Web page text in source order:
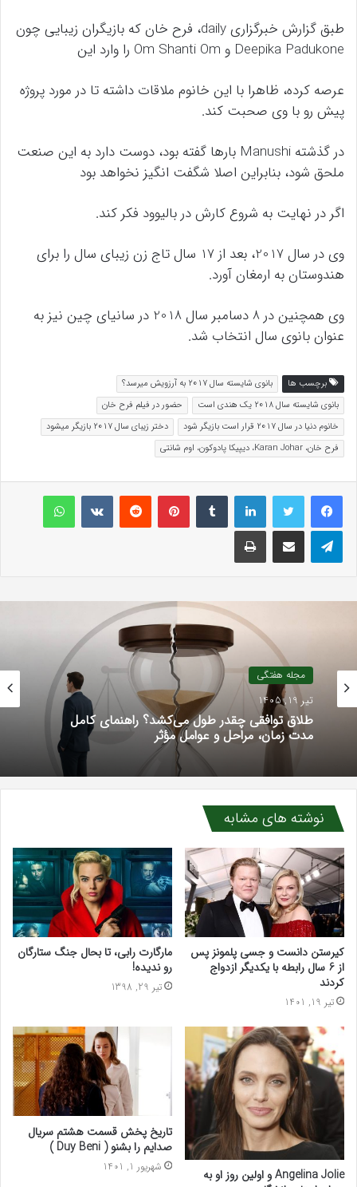
طبق گزارش خبرگزاری daily، فرح خان که بازیگران زیبایی چون
Deepika Padukone و Om Shanti Om را وارد این
عرصه کرده، ظاهرا با این خانوم ملاقات داشته تا در مورد پروژه
پیش رو با وی صحبت کند.
در گذشته Manushi بارها گفته بود، دوست دارد به این صنعت
ملحق شود، بنابراین اصلا شگفت انگیز نخواهد بود
اگر در نهایت به شروع کارش در بالیوود فکر کند.
وی در سال 2017، بعد از 17 سال تاج زن زیبای سال را برای
هندوستان به ارمغان آورد.
وی همچنین در 8 دسامبر سال 2018 در سانیای چین نیز به
عنوان بانوی سال انتخاب شد.
برچسب ها
بانوی شایسته سال 2017 به آرزویش میرسد؟
بانوی شایسته سال 2018 یک هندی است
حضور در فیلم فرح خان
خانوم دنیا در سال 2017 قرار است بازیگر شود
دختر زیبای سال 2017 بازیگر میشود
فرح خان، Karan Johar، دیپیکا پادوکون، اوم شانتی
لینکداینتامبلر پینتریستReddit
VKontakteواتس آپ
تلگرام اشتراک گذاری با ایمیل چاپ
مجله هفتگی
تیر 19, 1405
طلاق توافقی چقدر طول می‌کشد؟ راهنمای کامل
مدت زمان، مراحل و عوامل مؤثر
نوشته های مشابه
کیرستن دانست و جسی پلمونز پس
از 6 سال رابطه با یکدیگر ازدواج
کردند
تیر 19, 1401
مارگارت رابی، تا بحال جنگ ستارگان
رو ندیده!
تیر 29, 1398
Angelina Jolie و اولین روز او به
تاریخ پخش قسمت هشتم سریال
صدایم را بشنو ( Duy Beni )
شهریور 1, 1401